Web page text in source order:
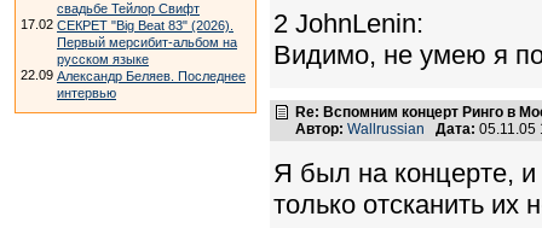
свадьбе Тейлор Свифт
17.02 СЕКРЕТ "Big Beat 83" (2026).
Первый мерсибит-альбом на
русском языке
22.09 Александр Беляев. Последнее
интервью
2 JohnLenin:
Видимо, не умею я
Re: Вспомним концерт Ринго в
Автор: Wallrussian Дата:
Я был на концерте,
только отсканить их